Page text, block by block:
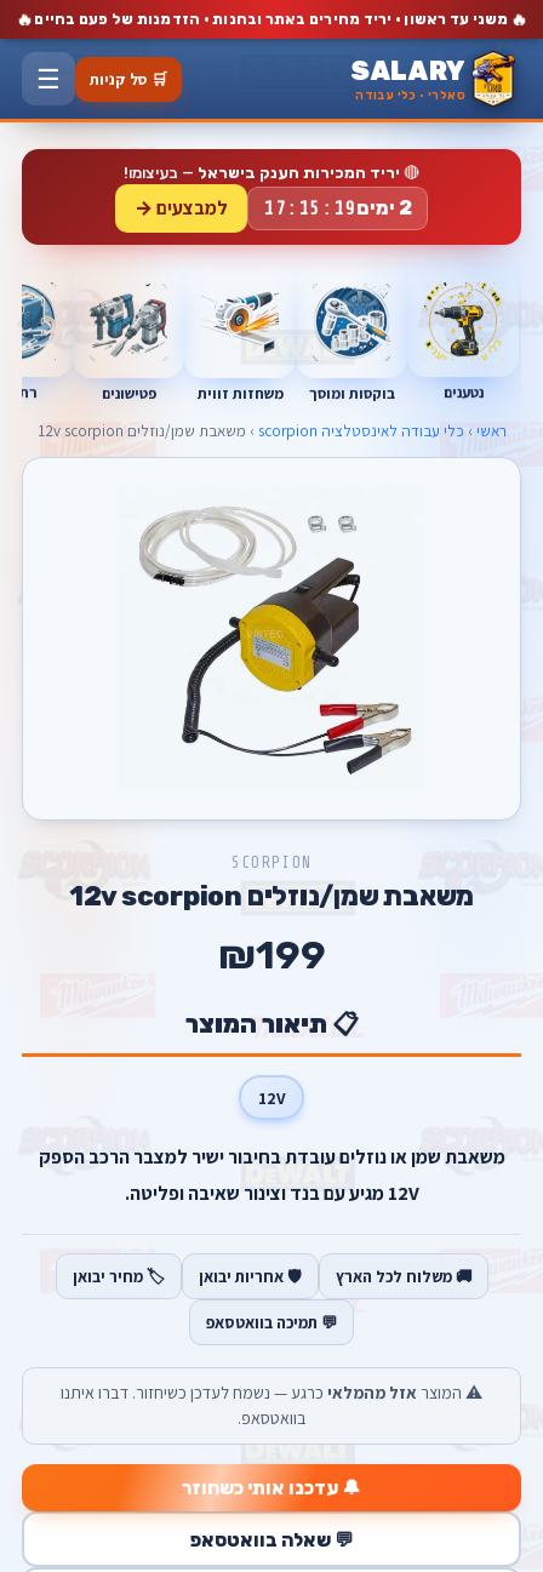
🔥 משני עד ראשון · יריד מחירים באתר ובחנות · הזדמנות של פעם בחיים 🔥
SALARY
סאלרי · כלי עבודה
🛒 סל קניות ☰
🔴 יריד המכירות הענק בישראל — בעיצומו!
2 ימים 17:15:18 למבצעים →
נטענים בוקסות ומוסך משחזות זווית פטישונים
ראשי › כלי עבודה לאינסטלציה scorpion › משאבת שמן/נוזלים 12v scorpion
SCORPION
משאבת שמן/נוזלים 12v scorpion
₪199
📋 תיאור המוצר
12V
משאבת שמן או נוזלים עובדת בחיבור ישיר למצבר הרכב הספק
12V מגיע עם בנד וצינור שאיבה ופליטה.
🚚 משלוח לכל הארץ 🛡️ אחריות יבואן 🏷️ מחיר יבואן
💬 תמיכה בוואטסאפ
⚠️ המוצר אזל מהמלאי כרגע — נשמח לעדכן כשיחזור. דברו איתנו
בוואטסאפ.
🔔 עדכנו אותי כשחוזר
💬 שאלה בוואטסאפ